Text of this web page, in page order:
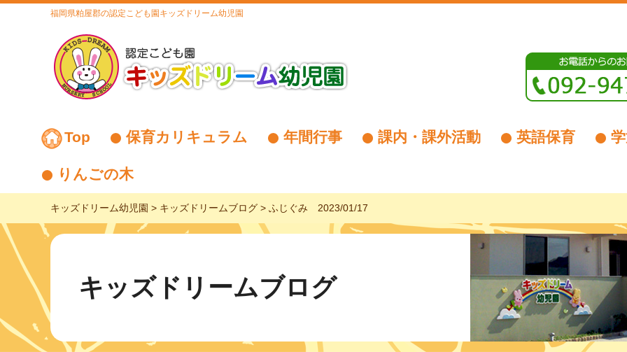
福岡県粕屋郡の認定こども園キッズドリーム幼児園
Top 保育カリキュラム 年間行事 課内・課外活動 英語保育
りんごの木
キッズドリーム幼児園 > キッズドリームブログ > ふじぐみ 2023/01/17
キッズドリームブログ